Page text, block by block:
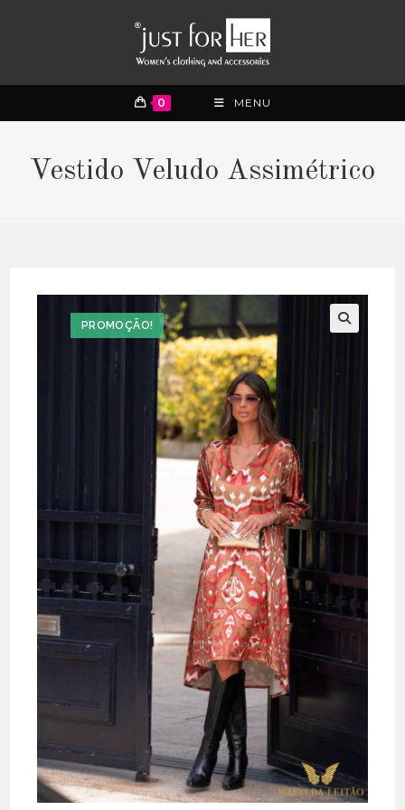
0 MENU
Vestido Veludo Assimétrico
PROMOÇÃO!